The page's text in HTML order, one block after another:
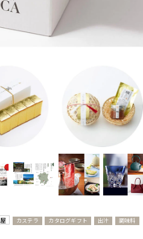
カステラ カタログギフト 出汁 調味料